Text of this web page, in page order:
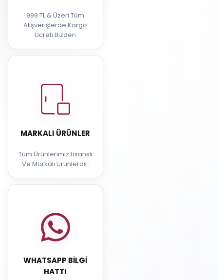
999 TL & Üzeri Tüm
Alışverişlerde Kargo
Ücreti Bizden
MARKALI ÜRÜNLER
Tüm Ürünlerimiz Lisanslı
Ve Markalı Ürünlerdir.
WHATSAPP BILGI
HATTI